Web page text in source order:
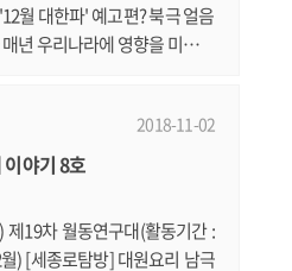
월 대한파' 예고편? 북극 얼음
년 우리나라에 영향을 미치는
문도서관이 상을 받았습니다.
v/20181025172423007 남
2018-11-02
야기 8호
제19차 월동연구대(활동기간 :
) [세종로탐방] 대원요리 남극